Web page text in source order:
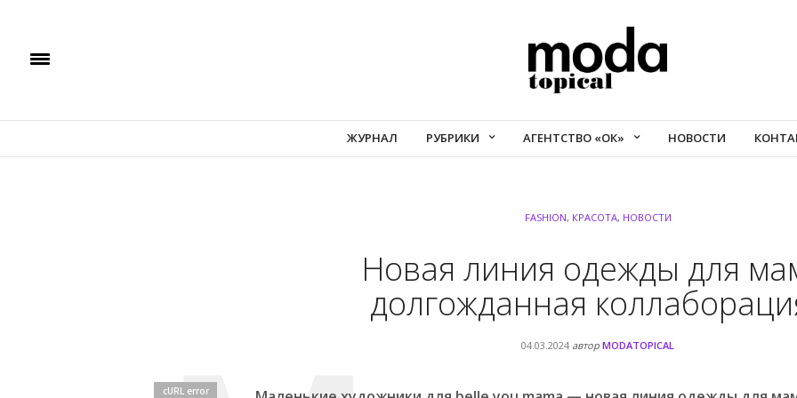
ЖУРНАЛ РУБРИКИ АГЕНТСТВО «ОК» НОВОСТИ
FASHION, КРАСОТА, НОВОСТИ
Новая линия одежды для
долгожданная
04.03.2024 автор MODATOPICAL
cURL error